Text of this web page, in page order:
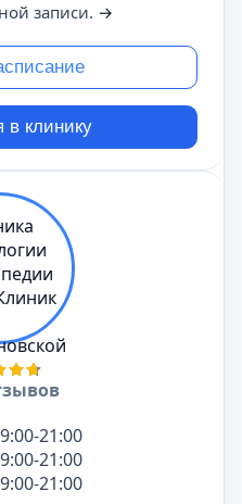
записи. →
в клинику
21:00
21:00
21:00